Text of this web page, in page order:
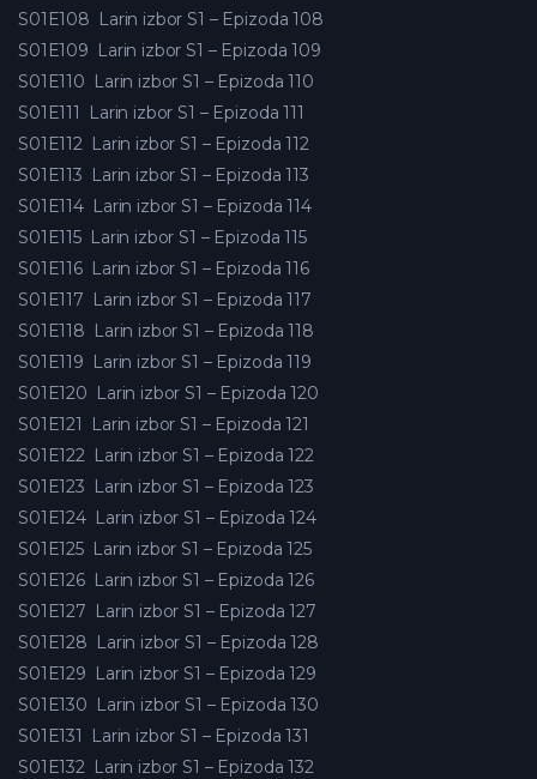
S01E108 Larin izbor S1 – Epizoda 108
S01E109 Larin izbor S1 – Epizoda 109
S01E110 Larin izbor S1 – Epizoda 110
S01E111
Larin izbor S1 – Epizoda 111
S01E112 Larin izbor S1 – Epizoda 112
S01E113 Larin izbor S1 – Epizoda 113
S01E114 Larin izbor S1 – Epizoda 114
S01E115 Larin izbor S1 – Epizoda 115
S01E116 Larin izbor S1 – Epizoda 116
S01E117 Larin izbor S1 – Epizoda 117
S01E118 Larin izbor S1 – Epizoda 118
S01E119 Larin izbor S1 – Epizoda 119
S01E120 Larin izbor S1 – Epizoda 120
S01E121
Larin izbor S1 – Epizoda 121
S01E122 Larin izbor S1 – Epizoda 122
S01E123 Larin izbor S1 – Epizoda 123
S01E124 Larin izbor S1 – Epizoda 124
S01E125 Larin izbor S1 – Epizoda 125
S01E126 Larin izbor S1 – Epizoda 126
S01E127 Larin izbor S1 – Epizoda 127
S01E128 Larin izbor S1 – Epizoda 128
S01E129 Larin izbor S1 – Epizoda 129
S01E130 Larin izbor S1 – Epizoda 130
S01E131
Larin izbor S1 – Epizoda 131
S01E132 Larin izbor S1 – Epizoda 132